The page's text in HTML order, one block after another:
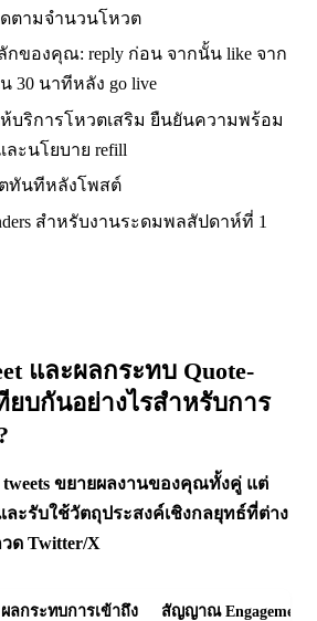
ตามจำนวนโหวต
ของคุณ: reply ก่อน จากนั้น like จาก
30 นาทีหลัง go live
บริการโหวตเสริม ยืนยันความพร้อม
ละนโยบาย refill
ทันทีหลังโพสต์
สำหรับงานระดมพลสัปดาห์ที่ 1
และผลกระทบ Quote-
ยบกันอย่างไรสำหรับการ
tweets ขยายผลงานของคุณทั้งคู่ แต่
ะรับใช้วัตถุประสงค์เชิงกลยุทธ์ที่ต่าง
ด Twitter/X
ผลกระทบการเข้าถึง สัญญาณ Engagement